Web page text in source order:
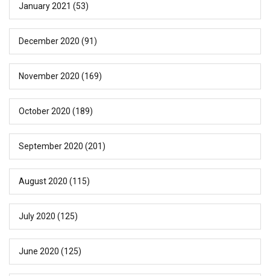
January 2021 (53)
December 2020 (91)
November 2020 (169)
October 2020 (189)
September 2020 (201)
August 2020 (115)
July 2020 (125)
June 2020 (125)